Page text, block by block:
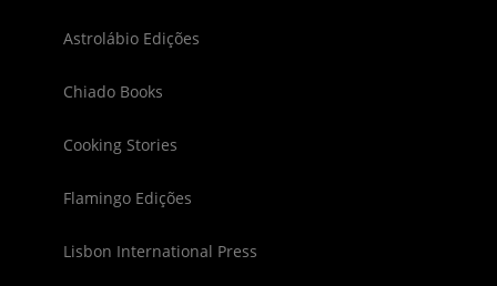
Astrolábio Edições
Chiado Books
Cooking Stories
Flamingo Edições
Lisbon International Press